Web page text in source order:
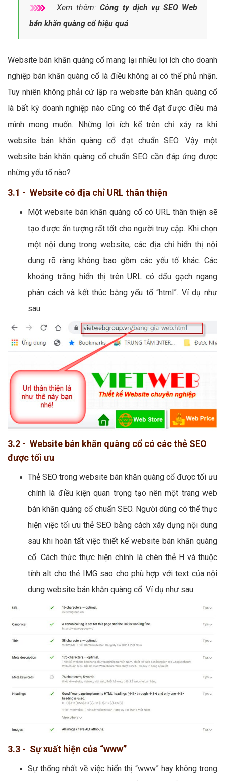
Xem thêm:Công ty dịch vụ SEO Web
bán khăn quàng cổ hiệu quả
Website bán khăn quàng cổ mang lại nhiều lợi ích cho doanh
nghiệp bán khăn quàng cổ là điều không ai có thể phủ nhận.
Tuy nhiên không phải cứ lập ra website bán khăn quàng cổ
là bất kỳ doanh nghiệp nào cũng có thể đạt được điều mà
mình mong muốn. Những lợi ích kể trên chỉ xảy ra khi
website bán khăn quàng cổ đạt chuẩn SEO. Vậy một
website bán khăn quàng cổ chuẩn SEO cần đáp ứng được
những yếu tố nào?
3.1 - Website có địa chỉ URL thân thiện
Một website bán khăn quàng cổ có URL thân thiện sẽ
tạo được ấn tượng rất tốt cho người truy cập. Khi chọn
một nội dung trong website, các địa chỉ hiển thị nội
dung rõ ràng không bao gồm các yếu tố khác. Các
khoảng trắng hiển thị trên URL có dấu gạch ngang
phân cách và kết thúc bằng yếu tố “html”. Ví dụ như
sau:
3.2 - Website bán khăn quàng cổ có các thẻ SEO
được tối ưu
Thẻ SEO trong website bán khăn quàng cổ được tối ưu
chính là điều kiện quan trọng tạo nên một trang web
bán khăn quàng cổ chuẩn SEO. Người dùng có thể thực
hiện việc tối ưu thẻ SEO bằng cách xây dựng nội dung
sau khi hoàn tất việc thiết kế website bán khăn quàng
cổ. Cách thức thực hiện chính là chèn thẻ H và thuộc
tính alt cho thẻ IMG sao cho phù hợp với text của nội
dung website bán khăn quàng cổ. Ví dụ như sau:
3.3 - Sự xuất hiện của “www”
Sự thống nhất về việc hiển thị “www” hay không trong